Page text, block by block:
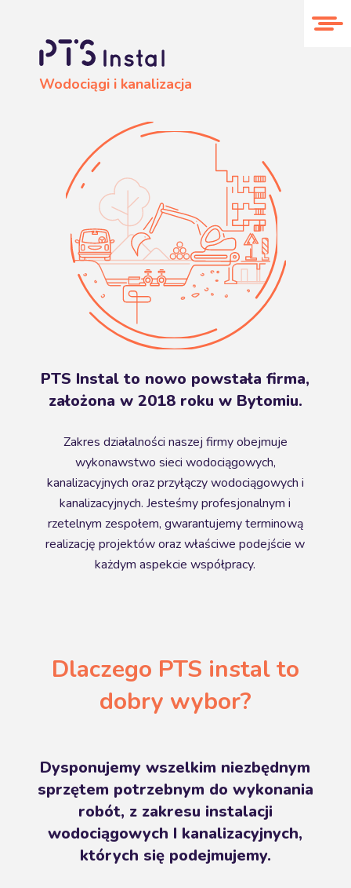
Wodociągi i kanalizacja
Kontakt
PTS Instal to nowo powstała firma,
założona w 2018 roku w Bytomiu.
Zakres działalności naszej firmy obejmuje
wykonawstwo sieci wodociągowych,
kanalizacyjnych oraz przyłączy wodociągowych i
kanalizacyjnych. Jesteśmy profesjonalnym i
rzetelnym zespołem, gwarantujemy terminową
realizację projektów oraz właściwe podejście w
każdym aspekcie współpracy.
Dlaczego PTS instal to
dobry wybor?
Dysponujemy wszelkim niezbędnym
sprzętem potrzebnym do wykonania
robót, z zakresu instalacji
wodociągowych I kanalizacyjnych,
których się podejmujemy.